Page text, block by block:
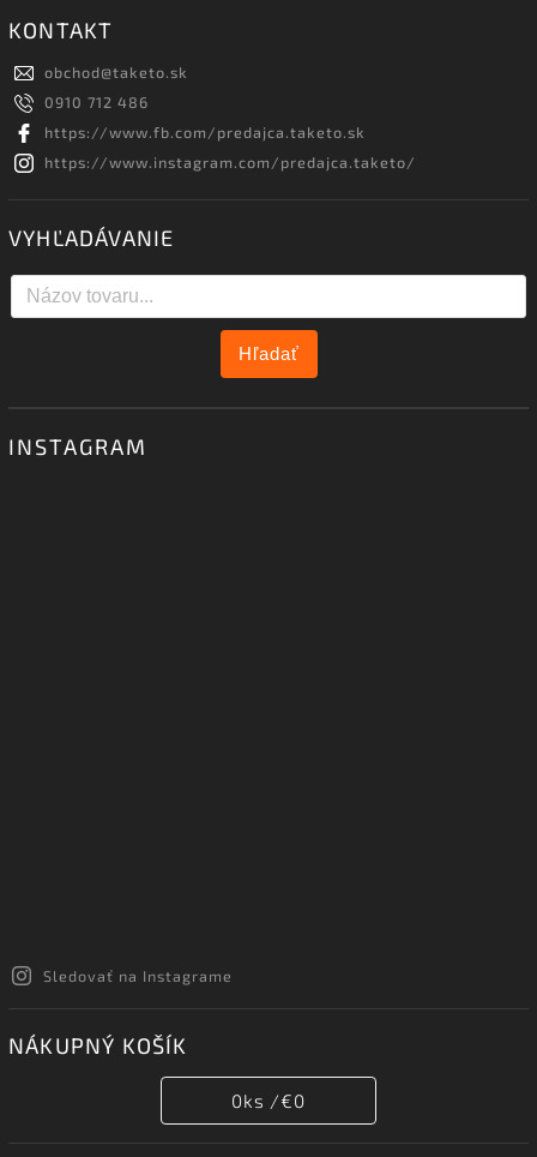
KONTAKT
obchod@taketo.sk
0910 712 486
https://www.fb.com/predajca.taketo.sk
https://www.instagram.com/predajca.taketo/
VYHĽADÁVANIE
Hľadať
INSTAGRAM
Sledovať na Instagrame
NÁKUPNÝ KOŠÍK
0ks /€0